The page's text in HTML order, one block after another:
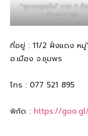
"ชุมพรสุดฮิป" รวม 4 กิ
ห้ามพลาด!!
ที่อยู่ : 11/2 ฝั่งแดง หมู่
อ.เมือง จ.ชุมพร
โทร : 077 521 895
พิกัด : https://goo.gl/